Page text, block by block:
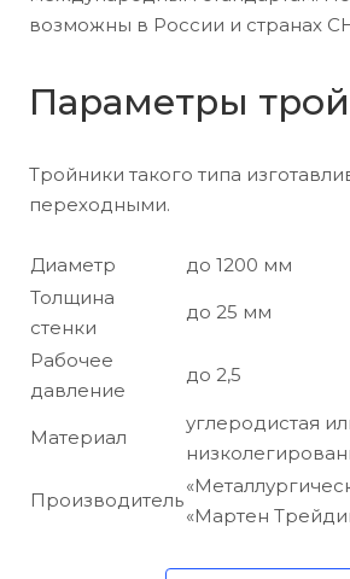
возможны в России и странах
Параметры
Тройники такого типа
переходными.
Диаметр
до 1200 мм
Толщина
стенки
до 25 мм
Рабочее
давление
до 2,5
Материал
углеродистая
Производитель
«Мартен